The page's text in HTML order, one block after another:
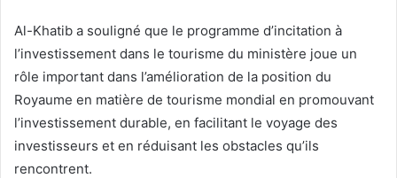
Al-Khatib a souligné que le programme d’incitation à
l’investissement dans le tourisme du ministère joue un
rôle important dans l’amélioration de la position du
Royaume en matière de tourisme mondial en promouvant
l’investissement durable, en facilitant le voyage des
investisseurs et en réduisant les obstacles qu’ils
rencontrent.